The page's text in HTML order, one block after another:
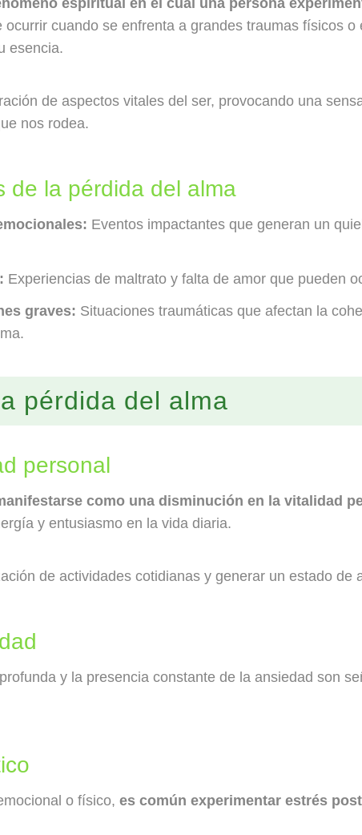
espiritual en el cual una persona
ocurrir cuando se enfrenta a grandes traumas físicos
esencia.
de aspectos vitales del ser, provocando una
nos rodea.
de la pérdida del alma
Eventos impactantes que generan un
Experiencias de maltrato y falta de amor que pueden
graves: Situaciones traumáticas que afectan la
pérdida del alma
personal
como una disminución en la vitalidad
y entusiasmo en la vida diaria.
de actividades cotidianas y generar un estado de
y la presencia constante de la ansiedad son
o físico, es común experimentar estrés